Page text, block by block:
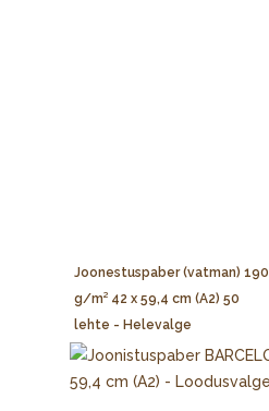
Joonestuspaber (vatman) 190
g/m² 42 x 59,4 cm (A2) 50
lehte - Helevalge